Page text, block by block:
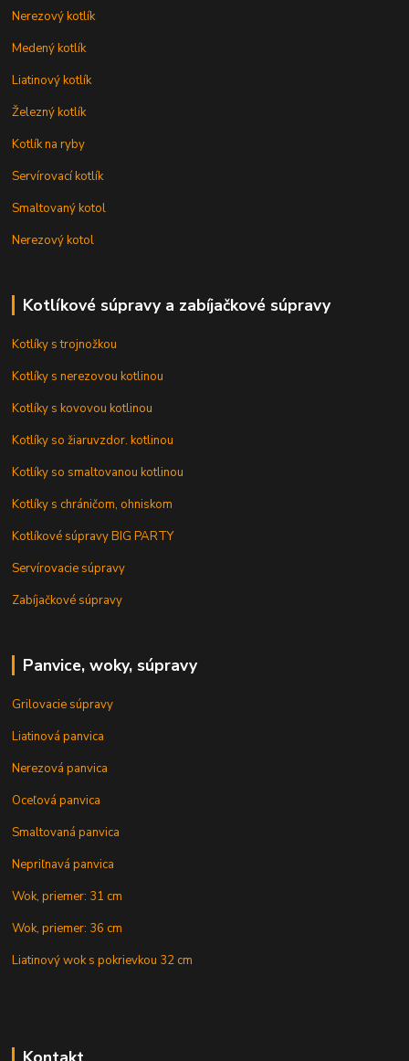
Nerezový kotlík
Medený kotlík
Liatinový kotlík
Železný kotlík
Kotlík na ryby
Servírovací kotlík
Smaltovaný kotol
Nerezový kotol
Kotlíkové súpravy a zabíjačkové súpravy
Kotlíky s trojnožkou
Kotlíky s nerezovou kotlinou
Kotlíky s kovovou kotlinou
Kotlíky so žiaruvzdor. kotlinou
Kotlíky so smaltovanou kotlinou
Kotlíky s chráničom, ohniskom
Kotlíkové súpravy BIG PARTY
Servírovacie súpravy
Zabíjačkové súpravy
Panvice, woky, súpravy
Grilovacie súpravy
Liatinová panvica
Nerezová panvica
Oceľová panvica
Smaltovaná panvica
Nepriľnavá panvica
Wok, priemer: 31 cm
Wok, priemer: 36 cm
Liatinový wok s pokrievkou 32 cm